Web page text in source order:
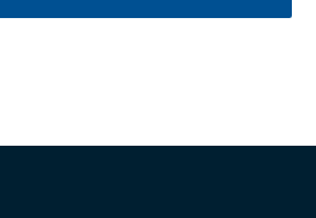
police